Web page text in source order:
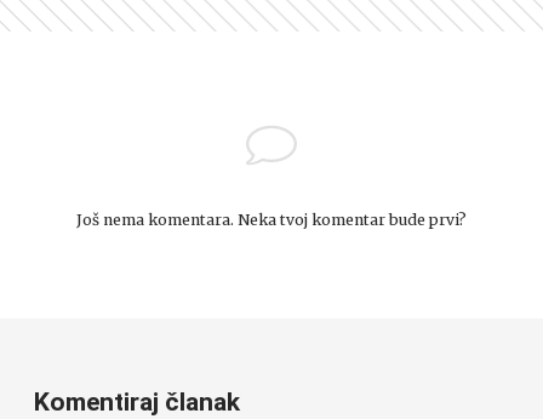
Još nema komentara. Neka tvoj komentar bude prvi?
Komentiraj članak